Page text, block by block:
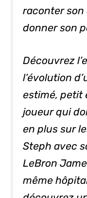
raconter son
donner son
Découvrez
l’évolution
estimé, petit
joueur qui
en plus sur
Steph avec
LeBron
même